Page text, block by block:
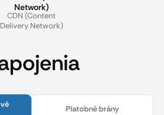
Network)
CDN (Content
Delivery Network)
Platobné brány